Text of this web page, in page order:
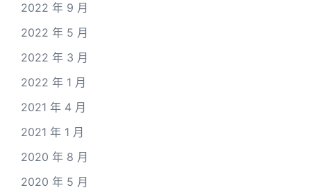
2022 年 9 月
2022 年 5 月
2022 年 3 月
2022 年 1 月
2021 年 4 月
2021 年 1 月
2020 年 8 月
2020 年 5 月